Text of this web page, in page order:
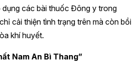
dụng các bài thuốc Đông y trong
cải thiện tình trạng trên mà còn bồi
khí huyết.
Nam An Bì Thang”